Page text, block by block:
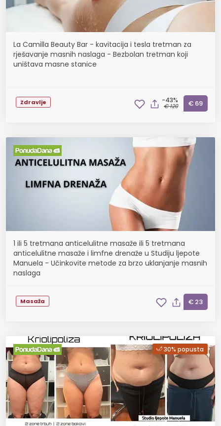
La Camilla Beauty Bar - kavitacija i tesla tretman za
rješavanje masnih naslaga - Bezbolan tretman koji
uništava masne stanice
Zdravlje -43%
€ 120 € 69
1 ili 5 tretmana anticelulitne masaže ili 5 tretmana
anticelulitne masaže i limfne drenaže u Studiju ljepote
Manuela - Učinkovite metode za brzo uklanjanje masnih
naslaga
Masaža € 23
30% popusta